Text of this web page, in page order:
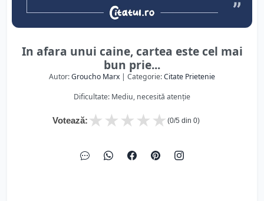
In afara unui caine, cartea este cel mai
bun prie...
Autor:Groucho Marx | Categorie:Citate Prietenie
Dificultate: Mediu, necesită atenție
Votează: ★
★
★
★
★ (0/5 din 0)